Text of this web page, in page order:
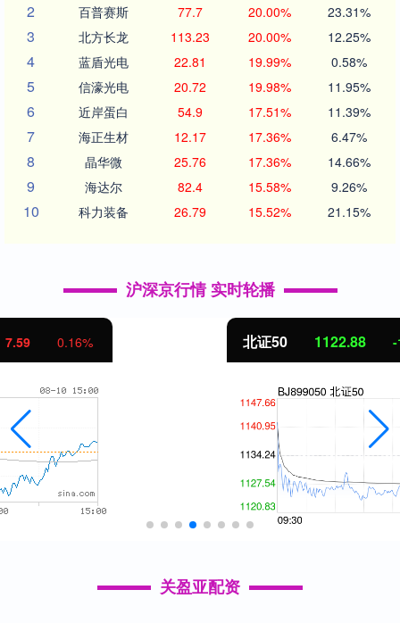
2 百普赛斯 77.7 20.00% 23.31%
3 北方长龙 113.23 20.00% 12.25%
4 蓝盾光电 22.81 19.99% 0.58%
5 信濠光电 20.72 19.98% 11.95%
6 近岸蛋白 54.9 17.51% 11.39%
7 海正生材 12.17 17.36% 6.47%
8 晶华微 25.76 17.36% 14.66%
9 海达尔 82.4 15.58% 9.26%
10 科力装备 26.79 15.52% 21.15%
沪深京行情 实时轮播
北证50 -11.37 -1.00%
关盈亚配资